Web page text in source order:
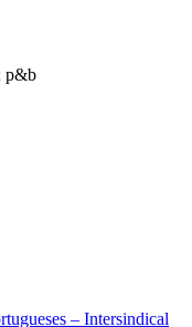
p&b
– Intersindical